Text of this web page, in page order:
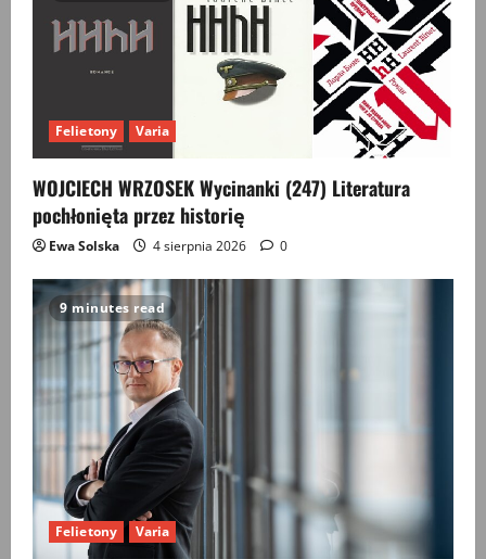
t
i
o
n
Felietony Varia
WOJCIECH WRZOSEK Wycinanki (247) Literatura
pochłonięta przez historię
Ewa Solska 4 sierpnia 2026 0
9 minutes read
Felietony Varia